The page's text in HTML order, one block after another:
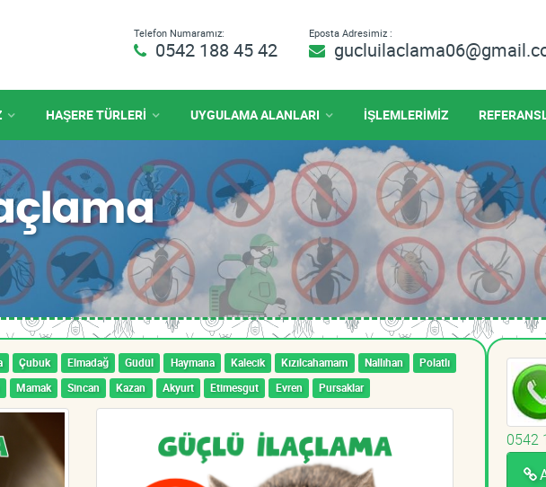
Telefon Numaramız:
0542 188 45 42
Eposta Adresimiz :
HAŞERE TÜRLERİ UYGULAMA ALANLARI İŞLEMLERİMİZ
Çubuk Elmadağ Güdül Haymana Kalecik Kızılcahamam Nallıhan
Polatlı
Mamak Sincan Kazan Akyurt Etimesgut Evren Pursaklar
0542